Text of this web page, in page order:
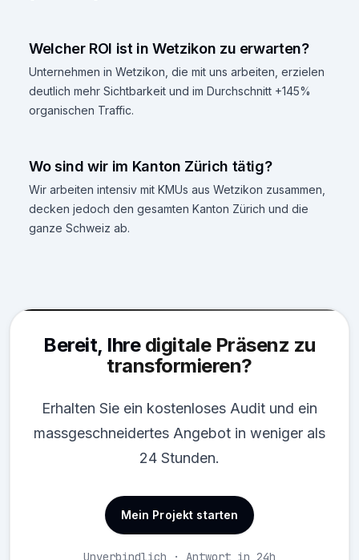
Welcher ROI ist in Wetzikon zu erwarten?
Unternehmen in Wetzikon, die mit uns arbeiten, erzielen
deutlich mehr Sichtbarkeit und im Durchschnitt +145%
organischen Traffic.
Wo sind wir im Kanton Zürich tätig?
Wir arbeiten intensiv mit KMUs aus Wetzikon zusammen,
decken jedoch den gesamten Kanton Zürich und die
ganze Schweiz ab.
Bereit, Ihre digitale Präsenz zu
transformieren?
Erhalten Sie ein kostenloses Audit und ein
massgeschneidertes Angebot in weniger als
24 Stunden.
Mein Projekt starten
Unverbindlich · Antwort in 24h